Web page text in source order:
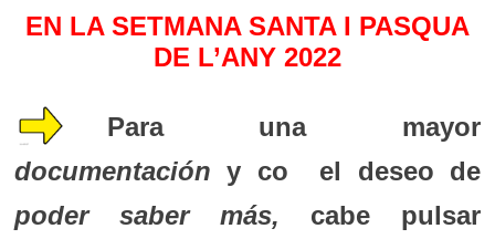
EN LA SETMANA SANTA I PASQUA
DE L’ANY 2022
Para una mayor
documentación y co el deseo de
poder saber más, cabe pulsar